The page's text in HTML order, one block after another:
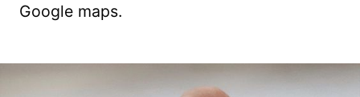
Google maps.